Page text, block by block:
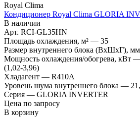
Royal Clima
Кондиционер Royal Clima GLORIA
В наличии
Арт. RCI-GL35HN
Площадь охлаждения, м² — 35
Размер внутреннего блока (ВхШхГ),
Мощность охлаждения/обогрева, кВт
(1,02-3,96)
Хладагент — R410A
Уровень шума внутреннего блока —
Серия — GLORIA INVERTER
Цена по запросу
В корзину